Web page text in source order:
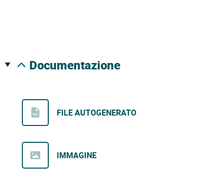
documentazione
FILE AUTOGENERATO
IMMAGINE